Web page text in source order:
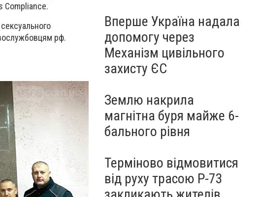
Compliance.
рф.
Вперше Україна надала
допомогу через
Механізм цивільного
захисту ЄС
Землю накрила
магнітна буря майже 6-
бального рівня
Терміново відмовитися
від руху трасою Р-73